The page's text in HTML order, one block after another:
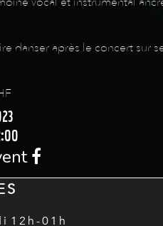
danser après le concert sur
12h-01h